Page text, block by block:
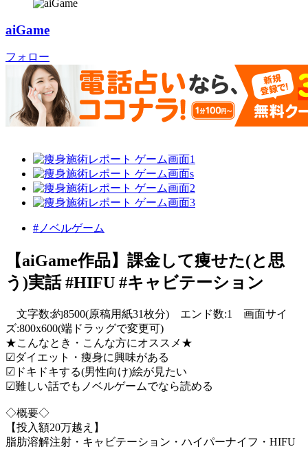
aiGame
フォロー
#ノベルゲーム
【aiGame作品】課金して痩せた(と思
う)実話 #HIFU #キャビテーション
文字数:約8500(原稿用紙31枚分) エンド数:1 画面サイ
ズ:800x600(端ドラッグで変更可)
★こんなとき・こんな方にオススメ★
☑︎ダイエット・痩身に興味がある
☑︎ドキドキする(男性向け)絵が見たい
☑︎難しい話でもノベルゲームでなら読める
◇概要◇
【投入額20万越え】
脂肪溶解注射・キャビテーション・ハイパーナイフ・HIFU